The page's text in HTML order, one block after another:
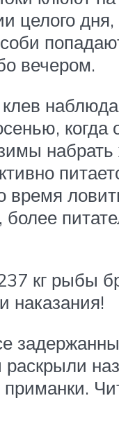
целого
вечером.
когда
набрать
время
кг рыбы
наказания!
приманки.